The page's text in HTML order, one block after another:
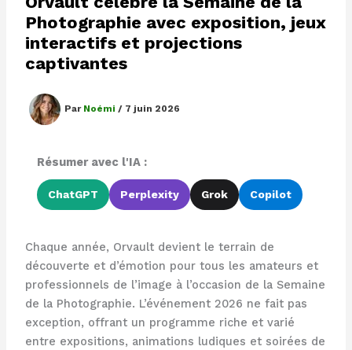
Photographie avec exposition, jeux
interactifs et projections
captivantes
Par Noémi / 7 juin 2026
Résumer avec l'IA :
ChatGPT Perplexity Grok Copilot
Chaque année, Orvault devient le terrain de
découverte et d’émotion pour tous les amateurs et
professionnels de l’image à l’occasion de la Semaine
de la Photographie. L’événement 2026 ne fait pas
exception, offrant un programme riche et varié
entre expositions, animations ludiques et soirées de